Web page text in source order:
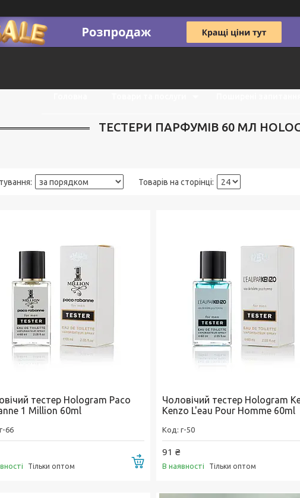
ТЕСТЕРИ ПАРФУМІВ 60 МЛ
тестер Hologram Paco
1 Million 60ml
г-66
Тільки оптом Купити
Чоловічий тестер Hologram
Kenzo L'eau Pour Homme 60ml
г-50
91 ₴
В наявності Тільки оптом